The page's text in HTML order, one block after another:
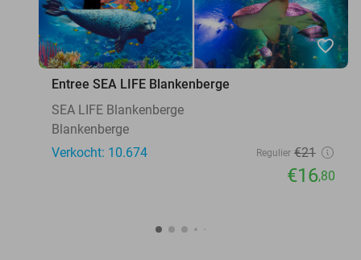
favorite_border
Entree SEA LIFE Blankenberge
SEA LIFE Blankenberge
Blankenberge
Verkocht: 10.674
Regulier €21
€16,80